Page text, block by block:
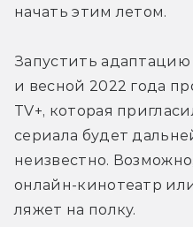
начать этим летом.
Запустить адаптацию
и весной 2022 года
TV+, которая
сериала будет
неизвестно.
онлайн-кинотеатр
ляжет на полку.